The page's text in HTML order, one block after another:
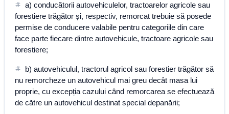
a) conducătorii autovehiculelor, tractoarelor agricole sau
forestiere trăgător și, respectiv, remorcat trebuie să posede
permise de conducere valabile pentru categoriile din care
face parte fiecare dintre autovehicule, tractoare agricole sau
forestiere;
b) autovehiculul, tractorul agricol sau forestier trăgător să
nu remorcheze un autovehicul mai greu decât masa lui
proprie, cu excepția cazului când remorcarea se efectuează
de către un autovehicul destinat special depanării;